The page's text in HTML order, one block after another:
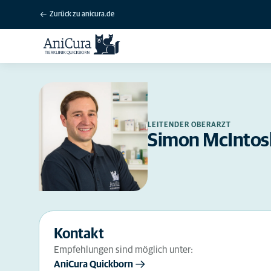
Zurück zu anicura.de
LEITENDER OBERARZT
Simon
Kontakt
Empfehlungen sind möglich unter:
AniCura Quickborn